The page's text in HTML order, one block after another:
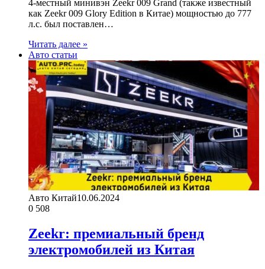
4-местный минивэн Zeekr 009 Grand (также известный
как Zeekr 009 Glory Edition в Китае) мощностью до 777
л.с. был поставлен…
Читать далее »
Авто статьи
Авто Китай10.06.2024
0 508
Zeekr: премиальный бренд
электромобилей из Китая